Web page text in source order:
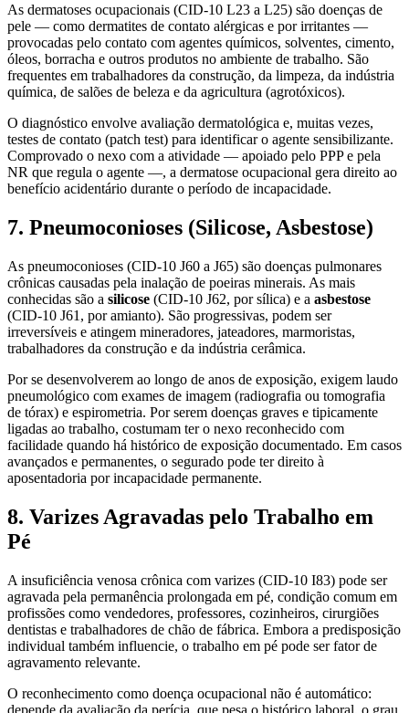
As dermatoses ocupacionais (CID-10 L23 a L25) são doenças de
pele — como dermatites de contato alérgicas e por irritantes —
provocadas pelo contato com agentes químicos, solventes, cimento,
óleos, borracha e outros produtos no ambiente de trabalho. São
frequentes em trabalhadores da construção, da limpeza, da indústria
química, de salões de beleza e da agricultura (agrotóxicos).
O diagnóstico envolve avaliação dermatológica e, muitas vezes,
testes de contato (patch test) para identificar o agente sensibilizante.
Comprovado o nexo com a atividade — apoiado pelo PPP e pela
NR que regula o agente —, a dermatose ocupacional gera direito ao
benefício acidentário durante o período de incapacidade.
7. Pneumoconioses (Silicose, Asbestose)
As pneumoconioses (CID-10 J60 a J65) são doenças pulmonares
crônicas causadas pela inalação de poeiras minerais. As mais
conhecidas são a silicose (CID-10 J62, por sílica) e a asbestose
(CID-10 J61, por amianto). São progressivas, podem ser
irreversíveis e atingem mineradores, jateadores, marmoristas,
trabalhadores da construção e da indústria cerâmica.
Por se desenvolverem ao longo de anos de exposição, exigem laudo
pneumológico com exames de imagem (radiografia ou tomografia
de tórax) e espirometria. Por serem doenças graves e tipicamente
ligadas ao trabalho, costumam ter o nexo reconhecido com
facilidade quando há histórico de exposição documentado. Em casos
avançados e permanentes, o segurado pode ter direito à
aposentadoria por incapacidade permanente.
8. Varizes Agravadas pelo Trabalho em
Pé
A insuficiência venosa crônica com varizes (CID-10 I83) pode ser
agravada pela permanência prolongada em pé, condição comum em
profissões como vendedores, professores, cozinheiros, cirurgiões
dentistas e trabalhadores de chão de fábrica. Embora a predisposição
individual também influencie, o trabalho em pé pode ser fator de
agravamento relevante.
O reconhecimento como doença ocupacional não é automático:
depende da avaliação da perícia, que pesa o histórico laboral, o grau